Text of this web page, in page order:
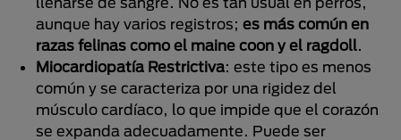
aunque hay varios registros; es más común en
razas felinas como el maine coon y el ragdoll.
Miocardiopatía Restrictiva: este tipo es menos
común y se caracteriza por una rigidez del
músculo cardíaco, lo que impide que el corazón
se expanda adecuadamente. Puede ser